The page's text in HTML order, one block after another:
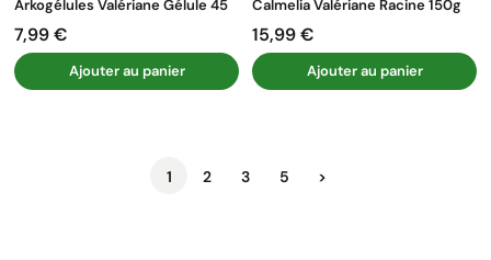
Arkogélules Valériane Gélule 45
Prix
7,99 €
Ajouter au panier
Calmelia Valériane Racine 150g
Prix
15,99 €
Ajouter au panier
1 2 3 5 Suivant
>